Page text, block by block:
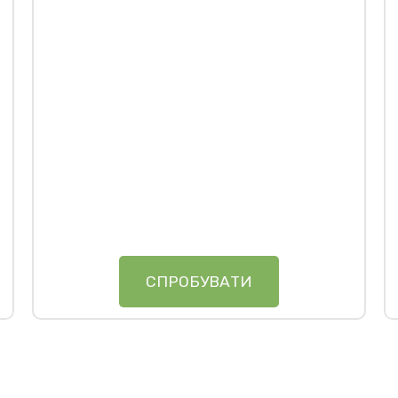
СПРОБУВАТИ